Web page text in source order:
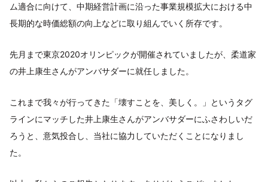
ム適合に向けて、中期経営計画に沿った事業規模拡大における中
長期的な時価総額の向上などに取り組んでいく所存です。
先月まで東京2020オリンピックが開催されていましたが、柔道家
の井上康生さんがアンバサダーに就任しました。
これまで我々が行ってきた「壊すことを、美しく。」というタグ
ラインにマッチした井上康生さんがアンバサダーにふさわしいだ
ろうと、意気投合し、当社に協力していただくことになりまし
た。